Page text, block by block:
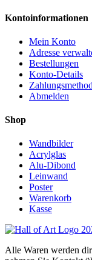
Kontoinformationen
Mein Konto
Adresse
Bestellungen
Konto-Details
Abmelden
Shop
Wandbilder
Acrylglas
Alu-Dibond
Leinwand
Poster
Warenkorb
Kasse
Alle Waren werden